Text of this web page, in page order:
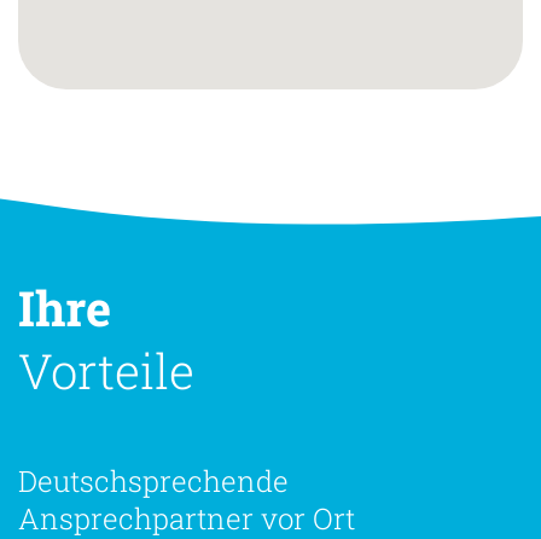
Ihre
Vorteile
Deutschsprechende
Ansprechpartner vor Ort